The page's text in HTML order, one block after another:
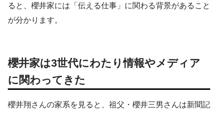
ると、櫻井家には「伝える仕事」に関わる背景があること
が分かります。
櫻井家は3世代にわたり情報やメディア
に関わってきた
櫻井翔さんの家系を見ると、祖父・櫻井三男さんは新聞記